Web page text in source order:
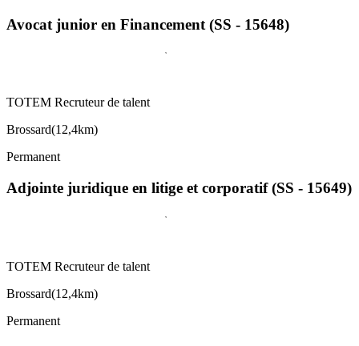
Avocat junior en Financement (SS - 15648)
TOTEM Recruteur de talent
Brossard(12,4km)
Permanent
Adjointe juridique en litige et corporatif (SS - 15649)
TOTEM Recruteur de talent
Brossard(12,4km)
Permanent